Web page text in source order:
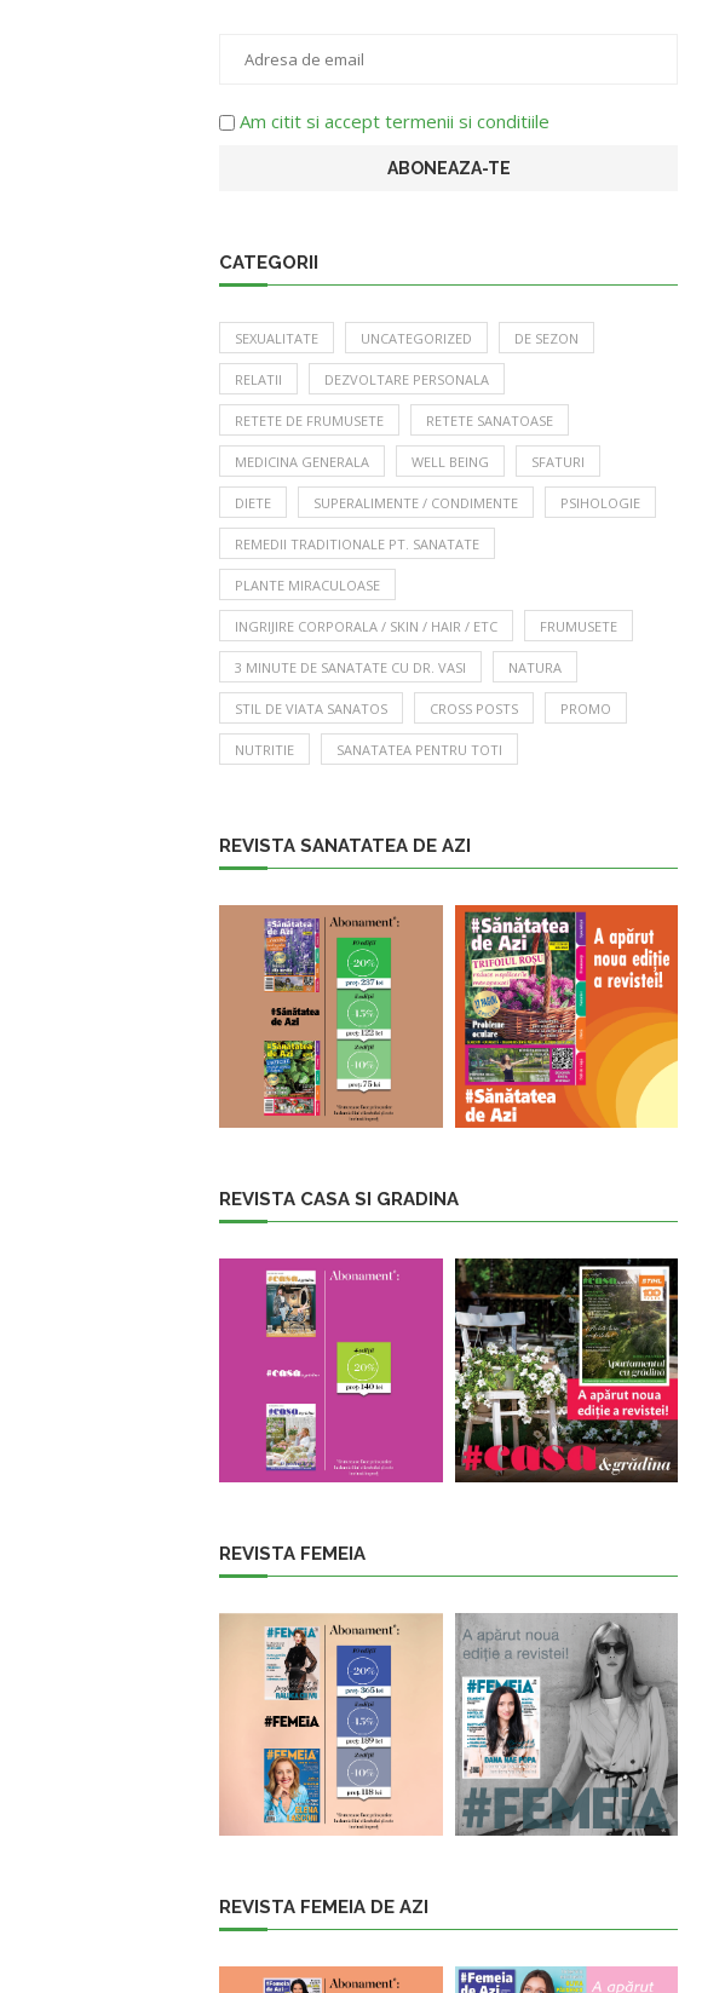
Am citit si accept termenii si conditiile
CATEGORII
SEXUALITATE UNCATEGORIZED DE SEZON
RELATII DEZVOLTARE PERSONALA
RETETE DE FRUMUSETE RETETE SANATOASE
MEDICINA GENERALA WELL BEING SFATURI
DIETE SUPERALIMENTE / CONDIMENTE PSIHOLOGIE
REMEDII TRADITIONALE PT. SANATATE
PLANTE MIRACULOASE
INGRIJIRE CORPORALA / SKIN / HAIR / ETC FRUMUSETE
3 MINUTE DE SANATATE CU DR. VASI NATURA
STIL DE VIATA SANATOS CROSS POSTS PROMO
NUTRITIE SANATATEA PENTRU TOTI
REVISTA SANATATEA DE AZI
REVISTA CASA SI GRADINA
REVISTA FEMEIA
REVISTA FEMEIA DE AZI